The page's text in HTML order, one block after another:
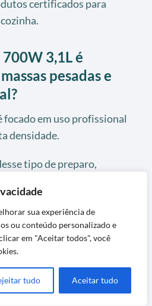
sua experiência de
ou conteúdo personalizado e
em "Aceitar todos", você
tudo Aceitar tudo
certificados para
3,1L é
pesadas e
focado em uso profissional
densidade.
tipo de preparo,